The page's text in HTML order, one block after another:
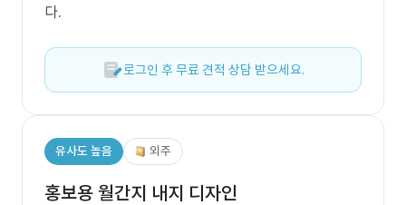
다.
로그인 후 무료 견적 상담 받으세요.
유사도 높음 외주
홍보용 월간지 내지 디자인